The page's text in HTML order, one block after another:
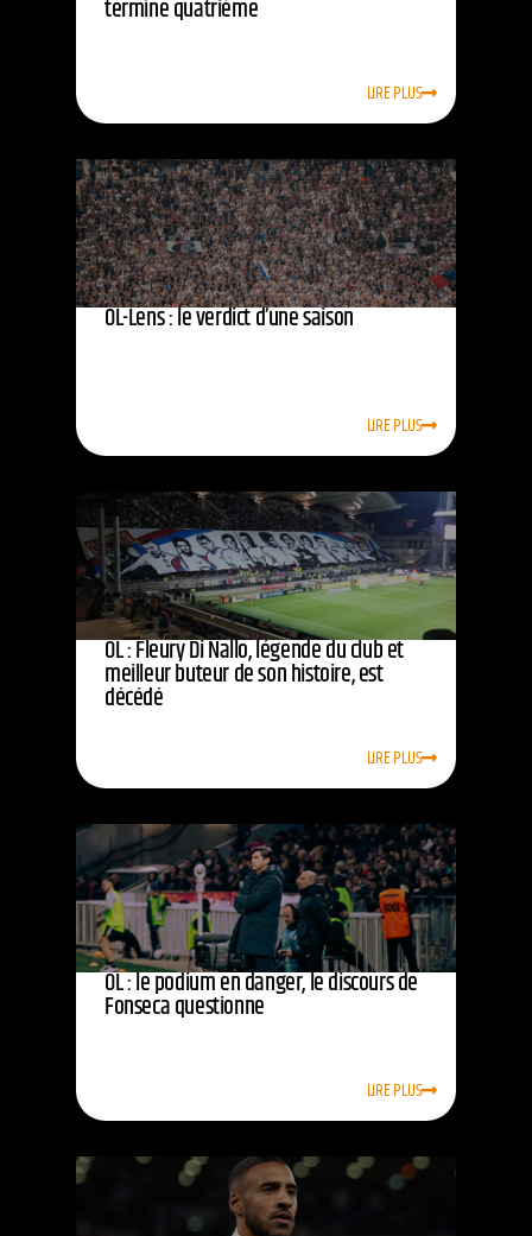
termine quatrième
LIRE PLUS
OL-Lens : le verdict d’une saison
LIRE PLUS
OL : Fleury Di Nallo, légende du club et
meilleur buteur de son histoire, est
décédé
LIRE PLUS
OL : le podium en danger, le discours de
Fonseca questionne
LIRE PLUS